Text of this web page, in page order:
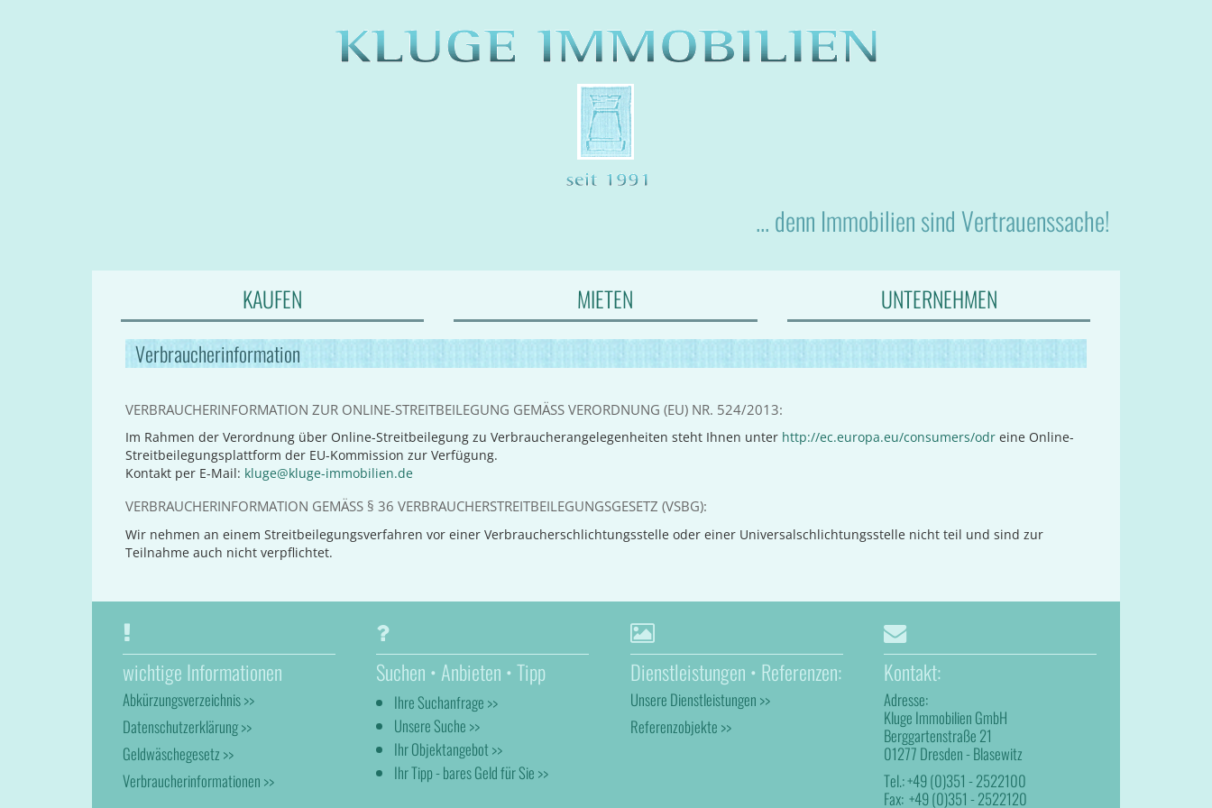
... denn Immobilien sind Vertrauenssache!
KAUFEN MIETEN UNTERNEHMEN
Verbraucherinformation
VERBRAUCHERINFORMATION ZUR ONLINE-STREITBEILEGUNG GEMÄSS VERORDNUNG (EU) NR. 524/2013:
Im Rahmen der Verordnung über Online-Streitbeilegung zu Verbraucherangelegenheiten steht Ihnen unter http://ec.europa.eu/consumers/odr eine Online-
Streitbeilegungsplattform der EU-Kommission zur Verfügung.
Kontakt per E-Mail: kluge@kluge-immobilien.de
VERBRAUCHERINFORMATION GEMÄSS § 36 VERBRAUCHERSTREITBEILEGUNGSGESETZ (VSBG):
Wir nehmen an einem Streitbeilegungsverfahren vor einer Verbraucherschlichtungsstelle oder einer Universalschlichtungsstelle nicht teil und sind zur
Teilnahme auch nicht verpflichtet.
wichtige Informationen
Abkürzungsverzeichnis >>
Datenschutzerklärung >>
Geldwäschegesetz >>
Verbraucherinformationen >>
Suchen • Anbieten • Tipp
Ihre Suchanfrage >>
Unsere Suche >>
Ihr Objektangebot >>
Ihr Tipp - bares Geld für Sie >>
Dienstleistungen • Referenzen:
Unsere Dienstleistungen >>
Referenzobjekte >>
Kontakt:
Adresse:
Kluge Immobilien GmbH
Berggartenstraße 21
01277 Dresden - Blasewitz
Tel.:+49 (0)351 - 2522100
Fax:+49 (0)351 - 2522120